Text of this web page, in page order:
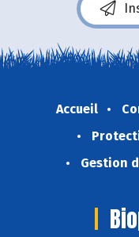
Accueil
Gestion